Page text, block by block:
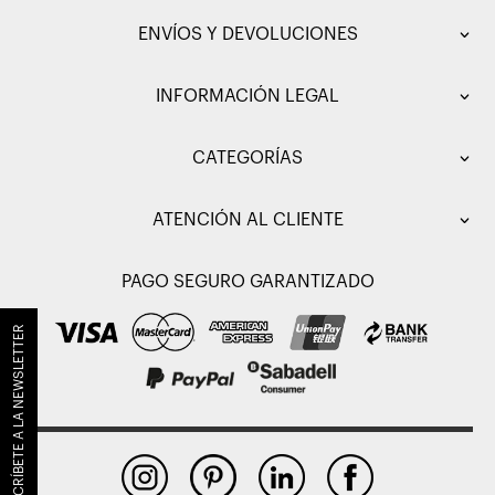
ENVÍOS Y DEVOLUCIONES
INFORMACIÓN LEGAL
CATEGORÍAS
ATENCIÓN AL CLIENTE
PAGO SEGURO GARANTIZADO
SUSCRÍBETE A LA NEWSLETTER